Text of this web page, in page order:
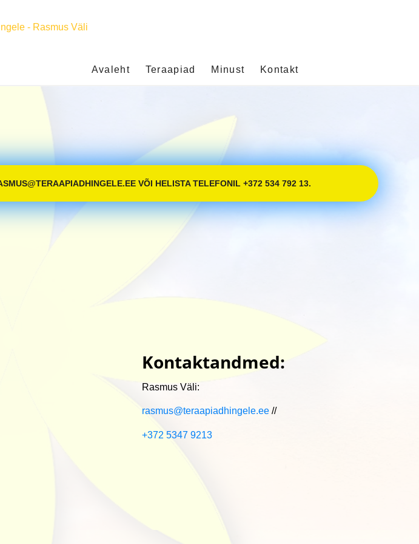
Avaleht Teraapiad Minust Kontakt
VÕI HELISTA TELEFONIL +372 534 792 13.
Kontaktandmed:
Rasmus Väli:
rasmus@teraapiadhingele.ee //
+372 5347 9213